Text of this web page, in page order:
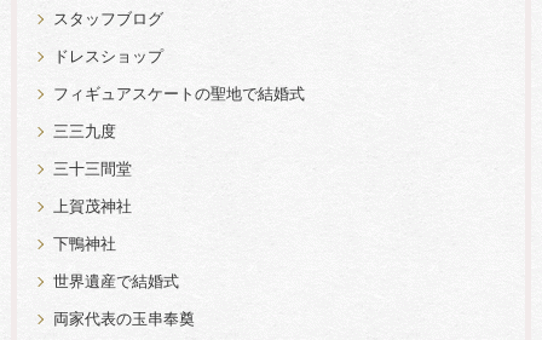
スタッフブログ
ドレスショップ
フィギュアスケートの聖地で結婚式
三三九度
三十三間堂
上賀茂神社
下鴨神社
世界遺産で結婚式
両家代表の玉串奉奠